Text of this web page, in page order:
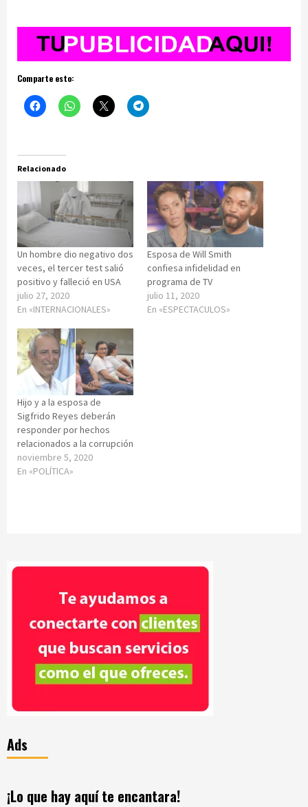
Comparte esto:
Relacionado
Un hombre dio negativo dos
veces, el tercer test salió
positivo y falleció en USA
julio 27, 2020
En «INTERNACIONALES»
Esposa de Will Smith
confiesa infidelidad en
programa de TV
julio 11, 2020
En «ESPECTACULOS»
Hijo y a la esposa de
Sigfrido Reyes deberán
responder por hechos
relacionados a la corrupción
noviembre 5, 2020
En «POLÍTICA»
Ads
¡Lo que hay aquí te encantara!